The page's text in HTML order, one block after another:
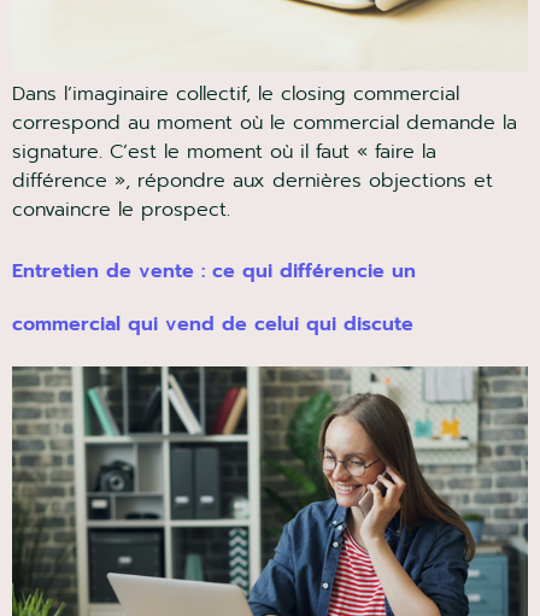
Dans l’imaginaire collectif, le closing commercial
correspond au moment où le commercial demande la
signature. C’est le moment où il faut « faire la
différence », répondre aux dernières objections et
convaincre le prospect.
Entretien de vente : ce qui différencie un
commercial qui vend de celui qui discute